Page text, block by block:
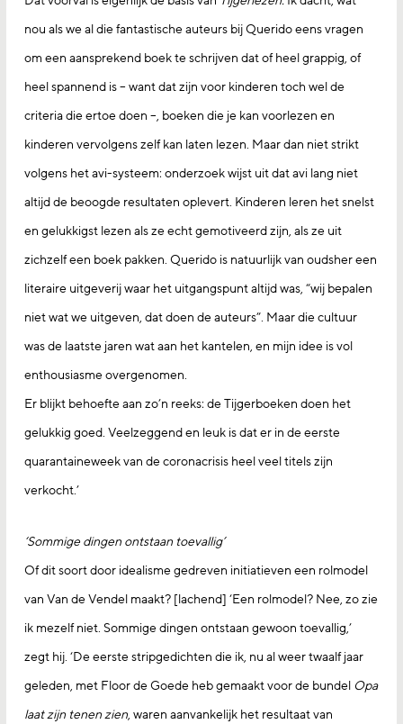
nou als we al die fantastische auteurs bij Querido eens vragen
om een aansprekend boek te schrijven dat of heel grappig, of
heel spannend is – want dat zijn voor kinderen toch wel de
criteria die ertoe doen –, boeken die je kan voorlezen en
kinderen vervolgens zelf kan laten lezen. Maar dan niet strikt
volgens het avi-systeem: onderzoek wijst uit dat avi lang niet
altijd de beoogde resultaten oplevert. Kinderen leren het snelst
en gelukkigst lezen als ze echt gemotiveerd zijn, als ze uit
zichzelf een boek pakken. Querido is natuurlijk van oudsher een
literaire uitgeverij waar het uitgangspunt altijd was, “wij bepalen
niet wat we uitgeven, dat doen de auteurs”. Maar die cultuur
was de laatste jaren wat aan het kantelen, en mijn idee is vol
enthousiasme overgenomen.
Er blijkt behoefte aan zo’n reeks: de Tijgerboeken doen het
gelukkig goed. Veelzeggend en leuk is dat er in de eerste
quarantaineweek van de coronacrisis heel veel titels zijn
verkocht.’
‘Sommige dingen ontstaan toevallig’
Of dit soort door idealisme gedreven initiatieven een rolmodel
van Van de Vendel maakt? [lachend] ‘Een rolmodel? Nee, zo zie
ik mezelf niet. Sommige dingen ontstaan gewoon toevallig,’
zegt hij. ‘De eerste stripgedichten die ik, nu al weer twaalf jaar
geleden, met Floor de Goede heb gemaakt voor de bundel Opa
laat zijn tenen zien, waren aanvankelijk het resultaat van